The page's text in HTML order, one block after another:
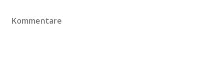
Kommentare